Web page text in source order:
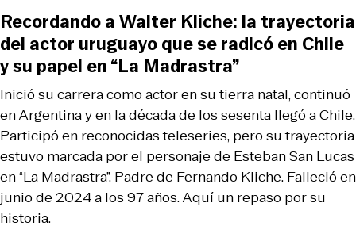
Inició su carrera como actor en su tierra natal, continuó
en Argentina y en la década de los sesenta llegó a Chile.
Participó en reconocidas teleseries, pero su trayectoria
estuvo marcada por el personaje de Esteban San Lucas
en “La Madrastra”. Padre de Fernando Kliche. Falleció en
junio de 2024 a los 97 años. Aquí un repaso por su
historia.
Recordando a Walter Kliche: la trayectoria
del actor uruguayo que se radicó en Chile
y su papel en “La Madrastra”